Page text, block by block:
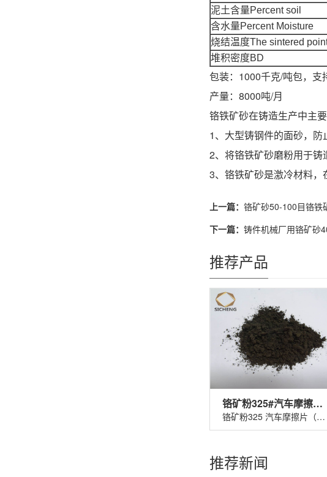
泥土含量Percent soil
含水量Percent Moisture
烧结温度The sintered
堆积密度BD
包装：1000千克/吨包，支
产量：8000吨/月
铬铁矿砂在铸造
1、大型铸钢件的面砂，防
2、将铬铁矿砂磨粉用于铸
3、铬铁矿砂是激冷材料，
上一篇： 铬矿砂50-100目铬铁
下一篇： 铸件机械厂用铬矿砂
推荐产品
铬矿粉325#汽车摩擦片（刹车片）
铬矿粉325 汽车摩擦片（刹车片）铬矿粉......
推荐新闻